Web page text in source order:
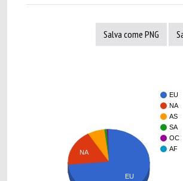
Salva come PNG
EU
NA
AS
SA
OC
AF
NA
EU